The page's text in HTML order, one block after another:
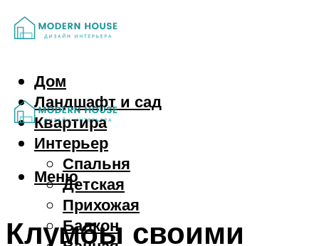
Дом
Ландшафт и сад
Квартира
Интерьер
Спальня
Детская
Прихожая
Балкон
Меню
Клумбы своими